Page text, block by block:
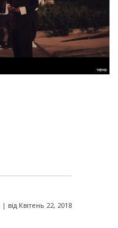
| від Квітень 22, 2018